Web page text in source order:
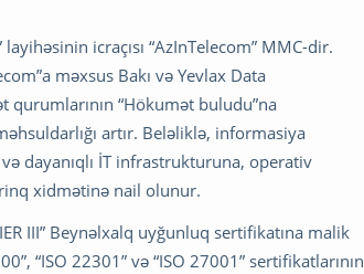
icraçısı “AzInTelecom” MMC-dir.
məxsus Bakı və Yevlax Data
“Hökumət buludu”na
artır. Beləliklə, informasiya
dayanıqlı İT infrastrukturuna, operativ
xidmətinə nail olunur.
III” Beynəlxalq uyğunluq sertifikatına malik
“ISO 22301” və “ISO 27001” sertifikatlarının